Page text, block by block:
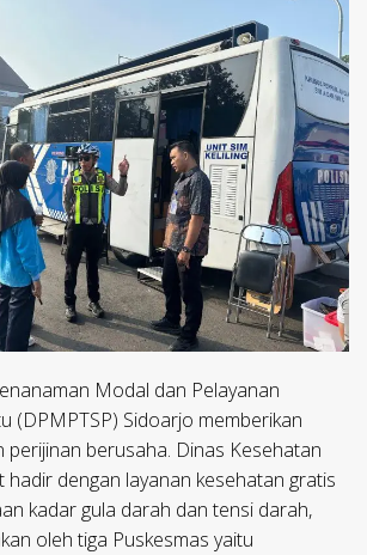
Modal dan Pelayanan
(DPMPTSP) Sidoarjo memberikan
perijinan berusaha. Dinas Kesehatan
hadir dengan layanan kesehatan gratis
kadar gula darah dan tensi darah,
oleh tiga Puskesmas yaitu